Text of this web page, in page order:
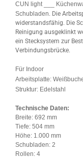
CUN light ___
Schubladen. Die
widerstandsfähig. Die
Reinigung ausgeklinkt
ein Stecksystem zur
Verbindungsbrücke.
Für Indoor
Arbeitsplatte:
Struktur: Edelstahl
Technische Daten:
Breite: 692 mm
Tiefe: 504 mm
Höhe: 1.000 mm
Schubladen: 2
Rollen: 4